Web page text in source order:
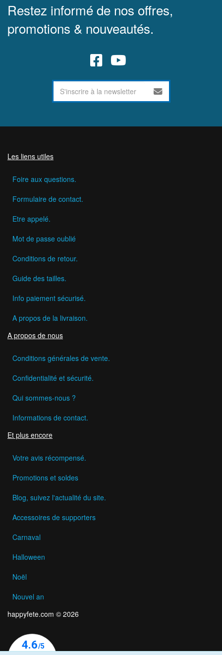
Restez informé de nos offres,
promotions & nouveautés.
Les liens utiles
Foire aux questions.
Formulaire de contact.
Etre appelé.
Mot de passe oublié
Conditions de retour.
Guide des tailles.
Info paiement sécurisé.
A propos de la livraison.
A propos de nous
Conditions générales de vente.
Confidentialité et sécurité.
Qui sommes-nous ?
Informations de contact.
Et plus encore
Votre avis récompensé.
Promotions et soldes
Blog, suivez l'actualité du site.
Accessoires de supporters
Carnaval
Halloween
Noël
Nouvel an
happyfete.com © 2026